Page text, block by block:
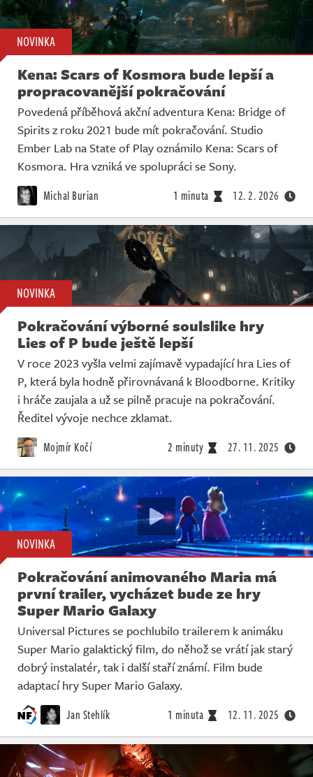
NOVINKA
Kena: Scars of Kosmora bude lepší a
propracovanější pokračování
Povedená příběhová akční adventura Kena: Bridge of
Spirits z roku 2021 bude mít pokračování. Studio
Ember Lab na State of Play oznámilo Kena: Scars of
Kosmora. Hra vzniká ve spolupráci se Sony.
Michal Burian 1 minuta 12. 2. 2026
NOVINKA
Pokračování výborné soulslike hry
Lies of P bude ještě lepší
V roce 2023 vyšla velmi zajímavě vypadající hra Lies of
P, která byla hodně přirovnávaná k Bloodborne. Kritiky
i hráče zaujala a už se pilně pracuje na pokračování.
Ředitel vývoje nechce zklamat.
Mojmír Kočí 2 minuty 27. 11. 2025
NOVINKA
Pokračování animovaného Maria má
první trailer, vycházet bude ze hry
Super Mario Galaxy
Universal Pictures se pochlubilo trailerem k animáku
Super Mario galaktický film, do něhož se vrátí jak starý
dobrý instalatér, tak i další staří známí. Film bude
adaptací hry Super Mario Galaxy.
Jan Stehlík 1 minuta 12. 11. 2025